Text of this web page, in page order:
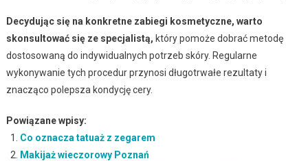
Decydując się na konkretne zabiegi kosmetyczne, warto
skonsultować się ze specjalistą, który pomoże dobrać metodę
dostosowaną do indywidualnych potrzeb skóry. Regularne
wykonywanie tych procedur przynosi długotrwałe rezultaty i
znacząco polepsza kondycję cery.
Powiązane wpisy:
Co oznacza tatuaż z zegarem
Makijaż wieczorowy Poznań